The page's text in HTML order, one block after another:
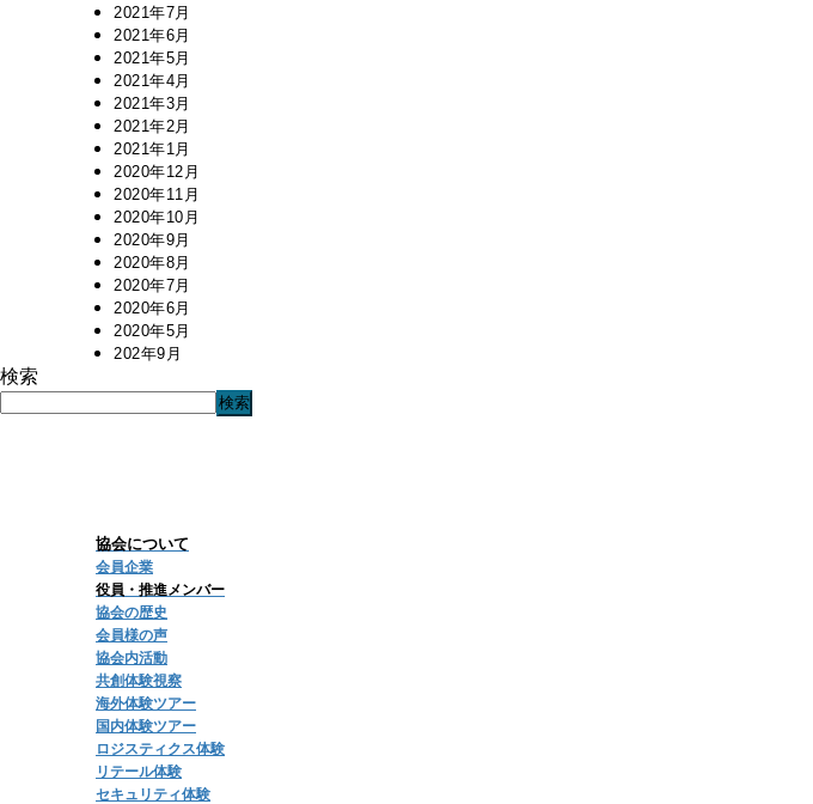
2021年7月
2021年6月
2021年5月
2021年4月
2021年3月
2021年2月
2021年1月
2020年12月
2020年11月
2020年10月
2020年9月
2020年8月
2020年7月
2020年6月
2020年5月
202年9月
検索
検索
協会について
会員企業
役員・推進メンバー
協会の歴史
会員様の声
協会内活動
共創体験視察
海外体験ツアー
国内体験ツアー
ロジスティクス体験
リテール体験
セキュリティ体験